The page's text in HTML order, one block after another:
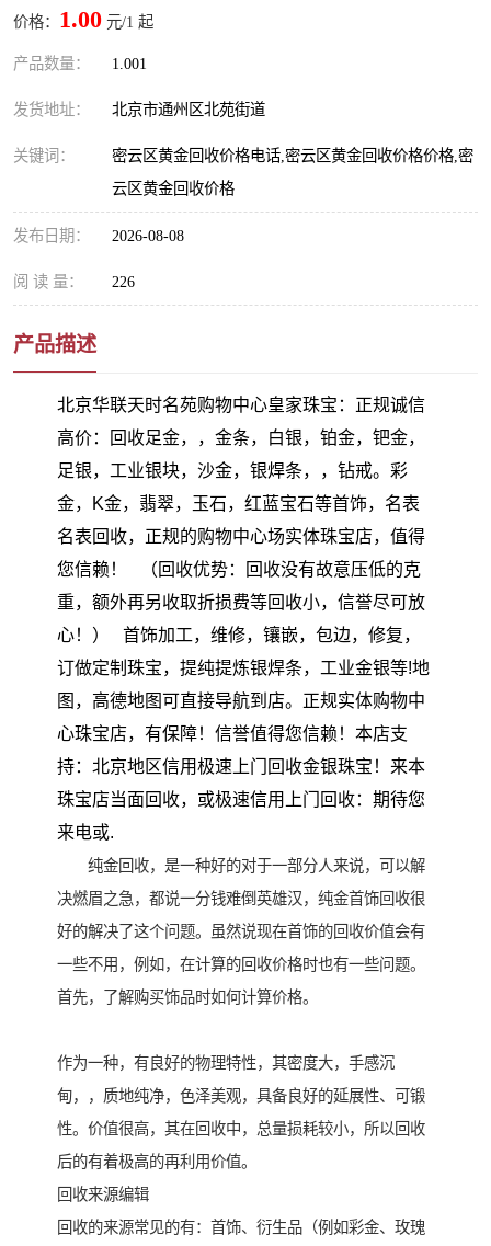
价格： 1.00 元/1 起
产品数量： 1.001
发货地址： 北京市通州区北苑街道
关键词：
密云区黄金回收价格电话,密云区黄金回收价格价格,密
云区黄金回收价格
发布日期： 2026-08-08
阅 读 量： 226
产品描述
北京华联天时名苑购物中心皇家珠宝：正规诚信
高价：回收足金，，金条，白银，铂金，钯金，
足银，工业银块，沙金，银焊条，，钻戒。彩
金，K金，翡翠，玉石，红蓝宝石等首饰，名表
名表回收，正规的购物中心场实体珠宝店，值得
您信赖！ （回收优势：回收没有故意压低的克
重，额外再另收取折损费等回收小，信誉尽可放
心！） 首饰加工，维修，镶嵌，包边，修复，
订做定制珠宝，提纯提炼银焊条，工业金银等!地
图，高德地图可直接导航到店。正规实体购物中
心珠宝店，有保障！信誉值得您信赖！本店支
持：北京地区信用极速上门回收金银珠宝！来本
珠宝店当面回收，或极速信用上门回收：期待您
来电或.
纯金回收，是一种好的对于一部分人来说，可以解
决燃眉之急，都说一分钱难倒英雄汉，纯金首饰回收很
好的解决了这个问题。虽然说现在首饰的回收价值会有
一些不用，例如，在计算的回收价格时也有一些问题。
首先，了解购买饰品时如何计算价格。
作为一种，有良好的物理特性，其密度大，手感沉
甸，，质地纯净，色泽美观，具备良好的延展性、可锻
性。价值很高，其在回收中，总量损耗较小，所以回收
后的有着极高的再利用价值。
回收来源编辑
回收的来源常见的有：首饰、衍生品（例如彩金、玫瑰